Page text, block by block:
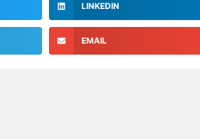
LINKEDIN
EMAIL